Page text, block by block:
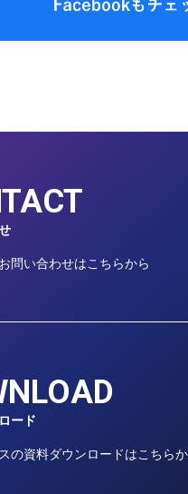
問い合わせはこちらから
ード
の資料ダウンロードはこちら